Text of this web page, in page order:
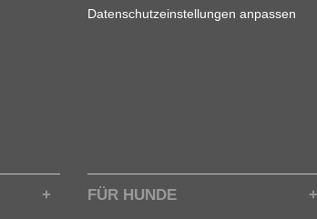
Datenschutzeinstellungen anpassen
FÜR HUNDE